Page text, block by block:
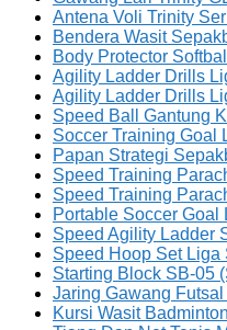
Antena Voli Trinity
Bendera Wasit
Body Protector
Agility Ladder Drills
Agility Ladder Drills
Speed Ball Gantung
Soccer Training Goal
Papan Strategi
Speed Training
Speed Training
Portable Soccer Goal
Speed Agility Ladder
Speed Hoop Set Liga
Starting Block SB-05
Jaring Gawang
Kursi Wasit